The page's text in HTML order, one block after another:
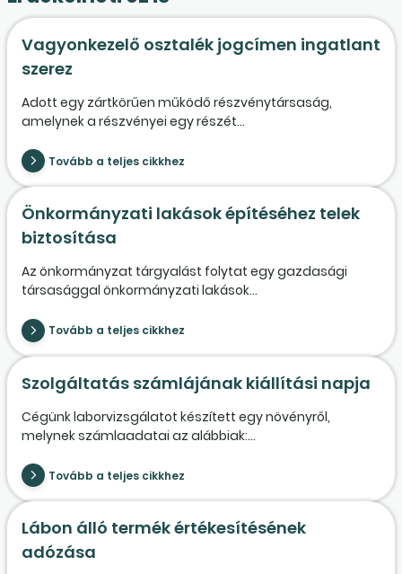
Vagyonkezelő osztalék jogcímen ingatlant
szerez
Adott egy zártkörűen működő részvénytársaság,
amelynek a részvényei egy részét...
Tovább a teljes cikkhez
Önkormányzati lakások építéséhez telek
biztosítása
Az önkormányzat tárgyalást folytat egy gazdasági
társasággal önkormányzati lakások...
Tovább a teljes cikkhez
Szolgáltatás számlájának kiállítási napja
Cégünk laborvizsgálatot készített egy növényről,
melynek számlaadatai az alábbiak:...
Tovább a teljes cikkhez
Lábon álló termék értékesítésének
adózása